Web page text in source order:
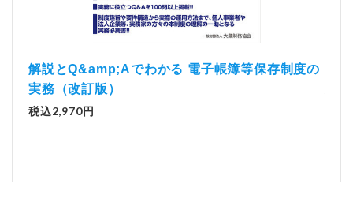
解説とQ&amp;Aでわかる 電子帳簿等保存制度の
実務（改訂版）
税込2,970円